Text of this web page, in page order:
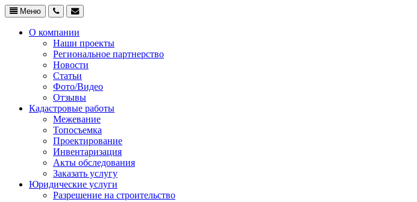
Меню
О компании
Наши проекты
Региональное партнерство
Новости
Статьи
Фото/Видео
Отзывы
Кадастровые работы
Межевание
Топосъемка
Проектирование
Инвентаризация
Акты обследования
Заказать услугу
Юридические услуги
Разрешение на строительство